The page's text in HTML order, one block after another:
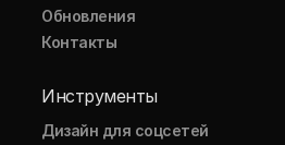
Обновления
Контакты
Инструменты
Дизайн для соцсетей